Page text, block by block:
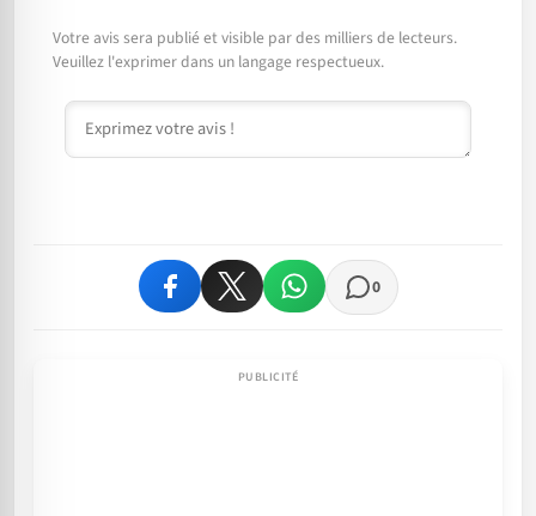
Votre avis sera publié et visible par des milliers de lecteurs.
Veuillez l'exprimer dans un langage respectueux.
Commentaire
0